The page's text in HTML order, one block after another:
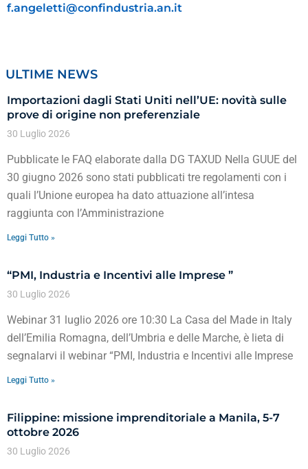
f.angeletti@confindustria.an.it
ULTIME NEWS
Importazioni dagli Stati Uniti nell’UE: novità sulle
prove di origine non preferenziale
30 Luglio 2026
Pubblicate le FAQ elaborate dalla DG TAXUD Nella GUUE del
30 giugno 2026 sono stati pubblicati tre regolamenti con i
quali l’Unione europea ha dato attuazione all’intesa
raggiunta con l’Amministrazione
Leggi Tutto »
“PMI, Industria e Incentivi alle Imprese ”
30 Luglio 2026
Webinar 31 luglio 2026 ore 10:30 La Casa del Made in Italy
dell’Emilia Romagna, dell’Umbria e delle Marche, è lieta di
segnalarvi il webinar “PMI, Industria e Incentivi alle Imprese
Leggi Tutto »
Filippine: missione imprenditoriale a Manila, 5-7
ottobre 2026
30 Luglio 2026